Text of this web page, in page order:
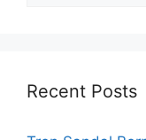
Recent Posts